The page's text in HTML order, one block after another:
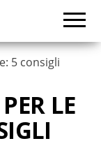
5 consigli
LE